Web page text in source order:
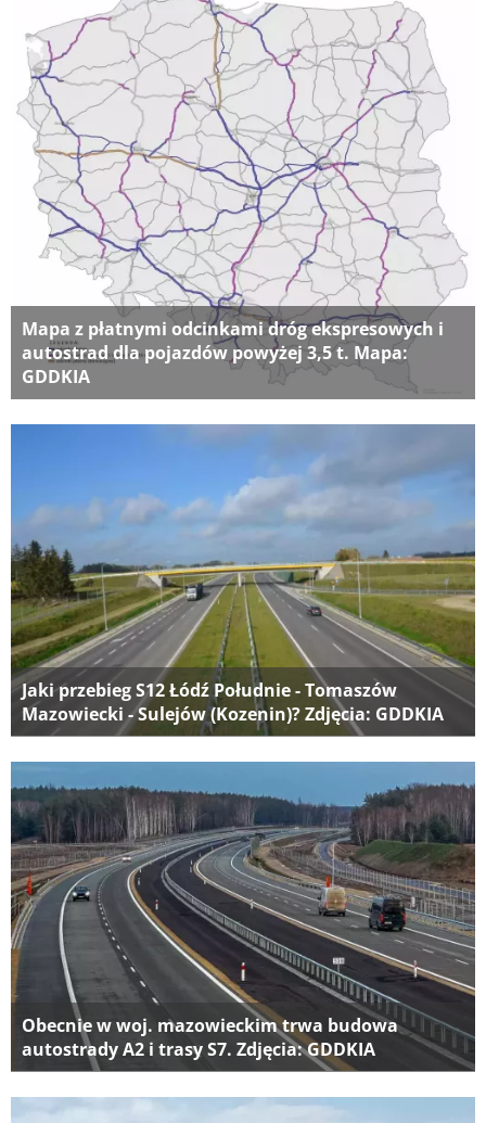
Mapa z płatnymi odcinkami dróg ekspresowych i
autostrad dla pojazdów powyżej 3,5 t. Mapa:
GDDKIA
Jaki przebieg S12 Łódź Południe - Tomaszów
Mazowiecki - Sulejów (Kozenin)? Zdjęcia: GDDKIA
Obecnie w woj. mazowieckim trwa budowa
autostrady A2 i trasy S7. Zdjęcia: GDDKIA